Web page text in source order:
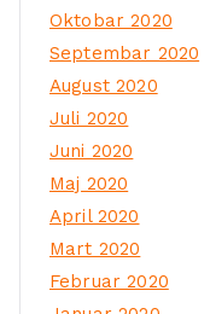
Oktobar 2020
Septembar 2020
August 2020
Juli 2020
Juni 2020
Maj 2020
April 2020
Mart 2020
Februar 2020